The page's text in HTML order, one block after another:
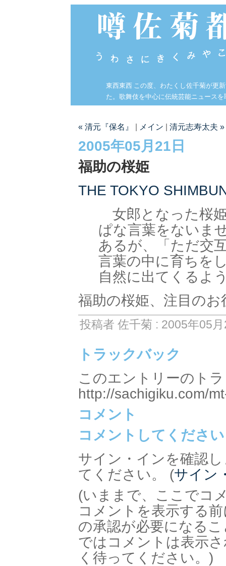
東西東西 この度、わたくし佐千菊が更
た。歌舞伎を中心に伝統芸能ニュース
« 清元『保名』 メイン 清元志寿太夫 »
2005年05月21日
福助の桜姫
THE TOKYO
女郎となった桜
ぱな言葉をないま
あるが、「ただ交
言葉の中に育ちを
自然に出てくるよ
福助の桜姫、注目のお
投稿者 佐千菊 : 2005年05
トラックバック
このエントリーのト
http://sachigiku.com/
コメント
コメントしてください
サイン・インを確認
てください。 (サイン
(いままで、ここでコ
コメントを表示する
の承認が必要になる
ではコメントは表示
く待ってください。)